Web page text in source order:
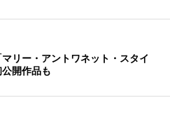
リー・アントワネット・スタイ
開作品も